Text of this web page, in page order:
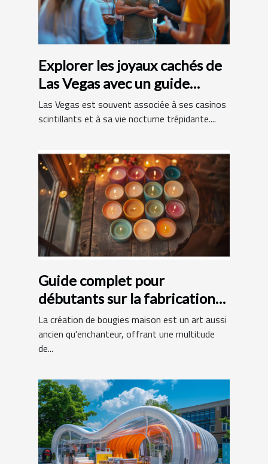
Explorer les joyaux cachés de
Las Vegas avec un guide
francophone
Las Vegas est souvent associée à ses casinos
scintillants et à sa vie nocturne trépidante....
Guide complet pour
débutants sur la fabrication
de bougies maison
La création de bougies maison est un art aussi
ancien qu'enchanteur, offrant une multitude
de...